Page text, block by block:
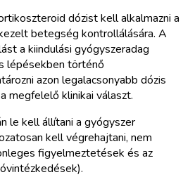
dózist kell alkalmazni a
betegség kontrollálására. A
a kiindulási gyógyszeradag
lépésekben történő
azon legalacsonyabb dózis
megfelelő klinikai választ.
le kell állítani a gyógyszer
kell végrehajtani, nem
figyelmeztetések és az